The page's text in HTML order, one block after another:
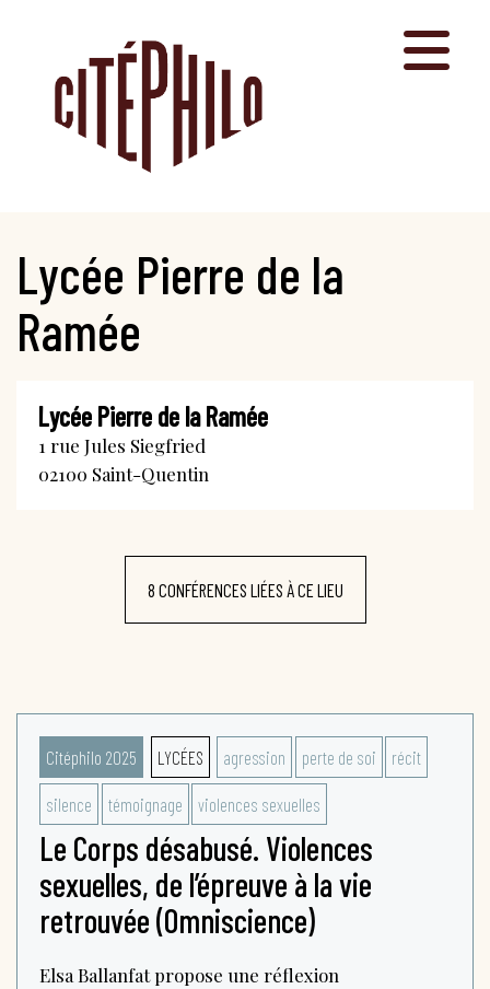
Lycée Pierre de la
Ramée
Lycée Pierre de la Ramée
1 rue Jules Siegfried
02100 Saint-Quentin
8 CONFÉRENCES LIÉES À CE LIEU
Citéphilo 2025 LYCÉES agression perte de soi récit
silence témoignage violences sexuelles
Le Corps désabusé. Violences
sexuelles, de l’épreuve à la vie
retrouvée (Omniscience)
Elsa Ballanfat propose une réflexion